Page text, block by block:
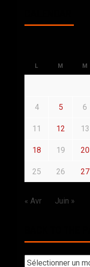
L M M
4 5 6
11 12 13
18 19 20
25 26 27
« Avr Juin »